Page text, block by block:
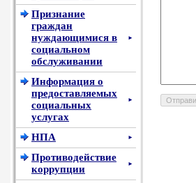
Признание
граждан
нуждающимися в
социальном
обслуживании
►
Информация о
предоставляемых
социальных
услугах
►
НПА ►
Противодействие
коррупции
►